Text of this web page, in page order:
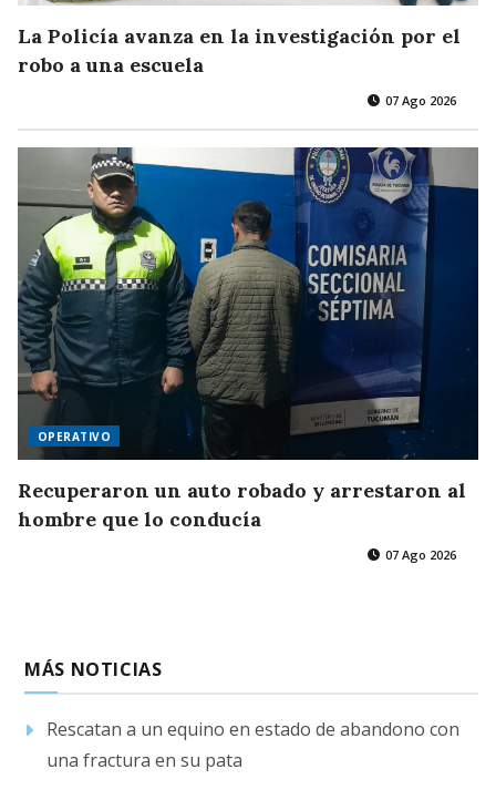
La Policía avanza en la investigación por el
robo a una escuela
07 Ago 2026
OPERATIVO
Recuperaron un auto robado y arrestaron al
hombre que lo conducía
07 Ago 2026
MÁS NOTICIAS
Rescatan a un equino en estado de abandono con
una fractura en su pata